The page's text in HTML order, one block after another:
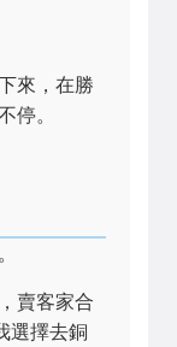
來，在勝
停。
賣客家合
選擇去銅